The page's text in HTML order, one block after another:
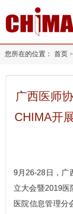
您所在的位置： 首页
广西医师
CHIMA开
9月26-28日，广
立大会暨2019医
医院信息管理分